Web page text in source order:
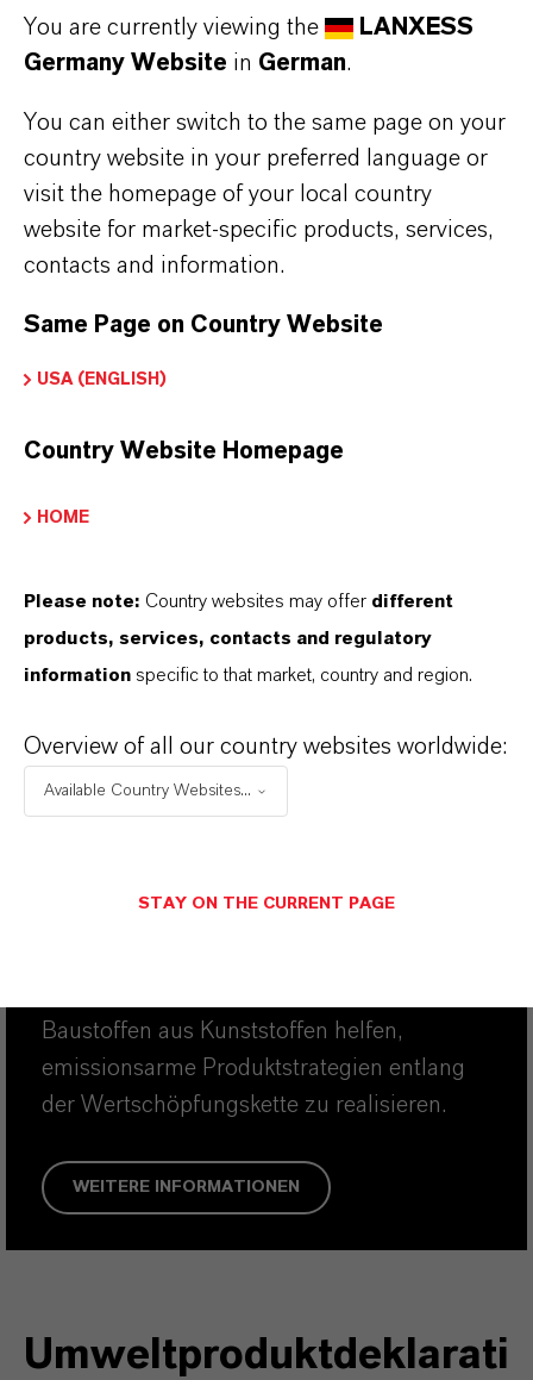
Nachhaltigkeit messbar
(Environmental Product Declarations,
EPDs) haben sich zu einem anerkannten
Mittel entwickelt, um den ökologischen
kommunizieren. Als Hersteller von
Eisenoxidpigmenten veröffentlicht
LANXESS EPDs für eine Vielzahl seiner
Baustoffen aus Kunststoffen helfen,
emissionsarme Produktstrategien entlang
der Wertschöpfungskette zu realisieren.
WEITERE INFORMATIONEN
Umweltproduktdeklarati
You are currently viewing the
LANXESS
Germany Website in German.
You can either switch to the same page on your
country website in your preferred language or
visit the homepage of your local country
website for market-specific products, services,
contacts and information.
Same Page on Country Website
USA (ENGLISH)
Country Website Homepage
HOME
Please note: Country websites may offer different
products, services, contacts and regulatory
information specific to that market, country and region.
Overview of all our country websites worldwide:
Available Country Websites...
STAY ON THE CURRENT PAGE